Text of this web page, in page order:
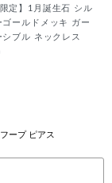
定】1月誕生石 シル
ゴールドメッキ ガー
シブル ネックレス
ープ ピアス